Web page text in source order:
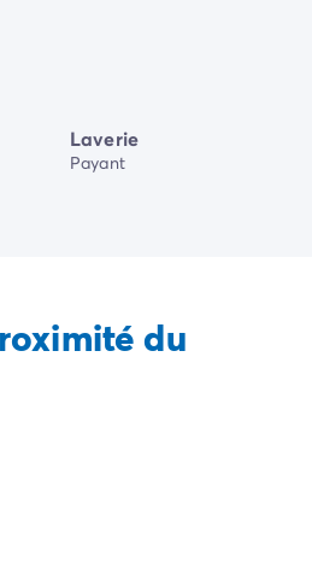
Laverie
Payant
du